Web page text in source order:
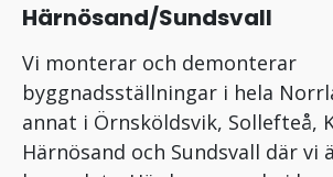
Härnösand/Sundsvall
Vi monterar och demonterar
byggnadsställningar i hela
annat i Örnsköldsvik, Sollefteå,
Härnösand och Sundsvall där vi